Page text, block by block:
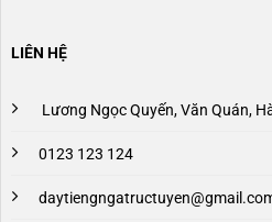
LIÊN HỆ
Lương Ngọc Quyến, Văn Quán,
0123 123 124